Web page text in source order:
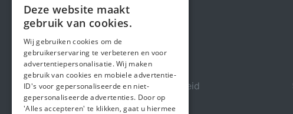
Steunactie
Over ons
In de media
Veiligheid & Betrouwbaarheid
Algemene voorwaarden
ENGLISH
Deze website maakt
gebruik van cookies.
Wij gebruiken cookies om de
gebruikerservaring te verbeteren en voor
advertentiepersonalisatie. Wij maken
gebruik van cookies en mobiele advertentie-
ID's voor gepersonaliseerde en niet-
gepersonaliseerde advertenties. Door op
'Alles accepteren' te klikken, gaat u hiermee